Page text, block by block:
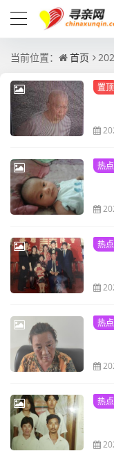
当前位置： 首页
置顶
热点
热点
热点
热点